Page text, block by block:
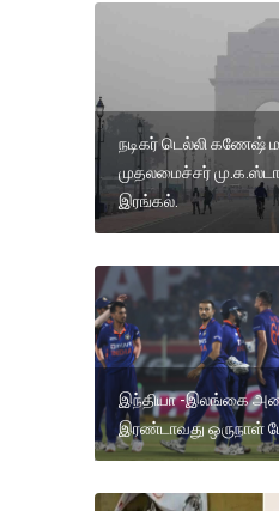
நடிகர் டெல்லி கணேஷ்
முதலமைச்சர்
இரங்கல்.
இந்தியா -இலங்கை
இரண்டாவது ஒருநாள்